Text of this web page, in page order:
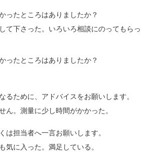
ったところはありましたか？
て下さった。いろいろ相談にのってもらっ
ったところはありましたか？
るために、アドバイスをお願いします。
ん。測量に少し時間がかかった。
は担当者へ一言お願いします。
気に入った。満足している。